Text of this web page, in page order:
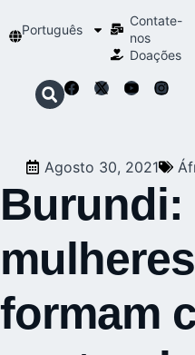
Português
Contate-
nos
Doações
Agosto 30, 2021
Burundi:
formam